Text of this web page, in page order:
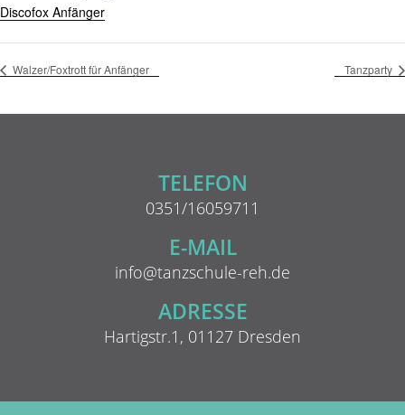
Discofox Anfänger
Walzer/Foxtrott für Anfänger Tanzparty
TELEFON
0351/16059711
E-MAIL
info@tanzschule-reh.de
ADRESSE
Hartigstr.1, 01127 Dresden